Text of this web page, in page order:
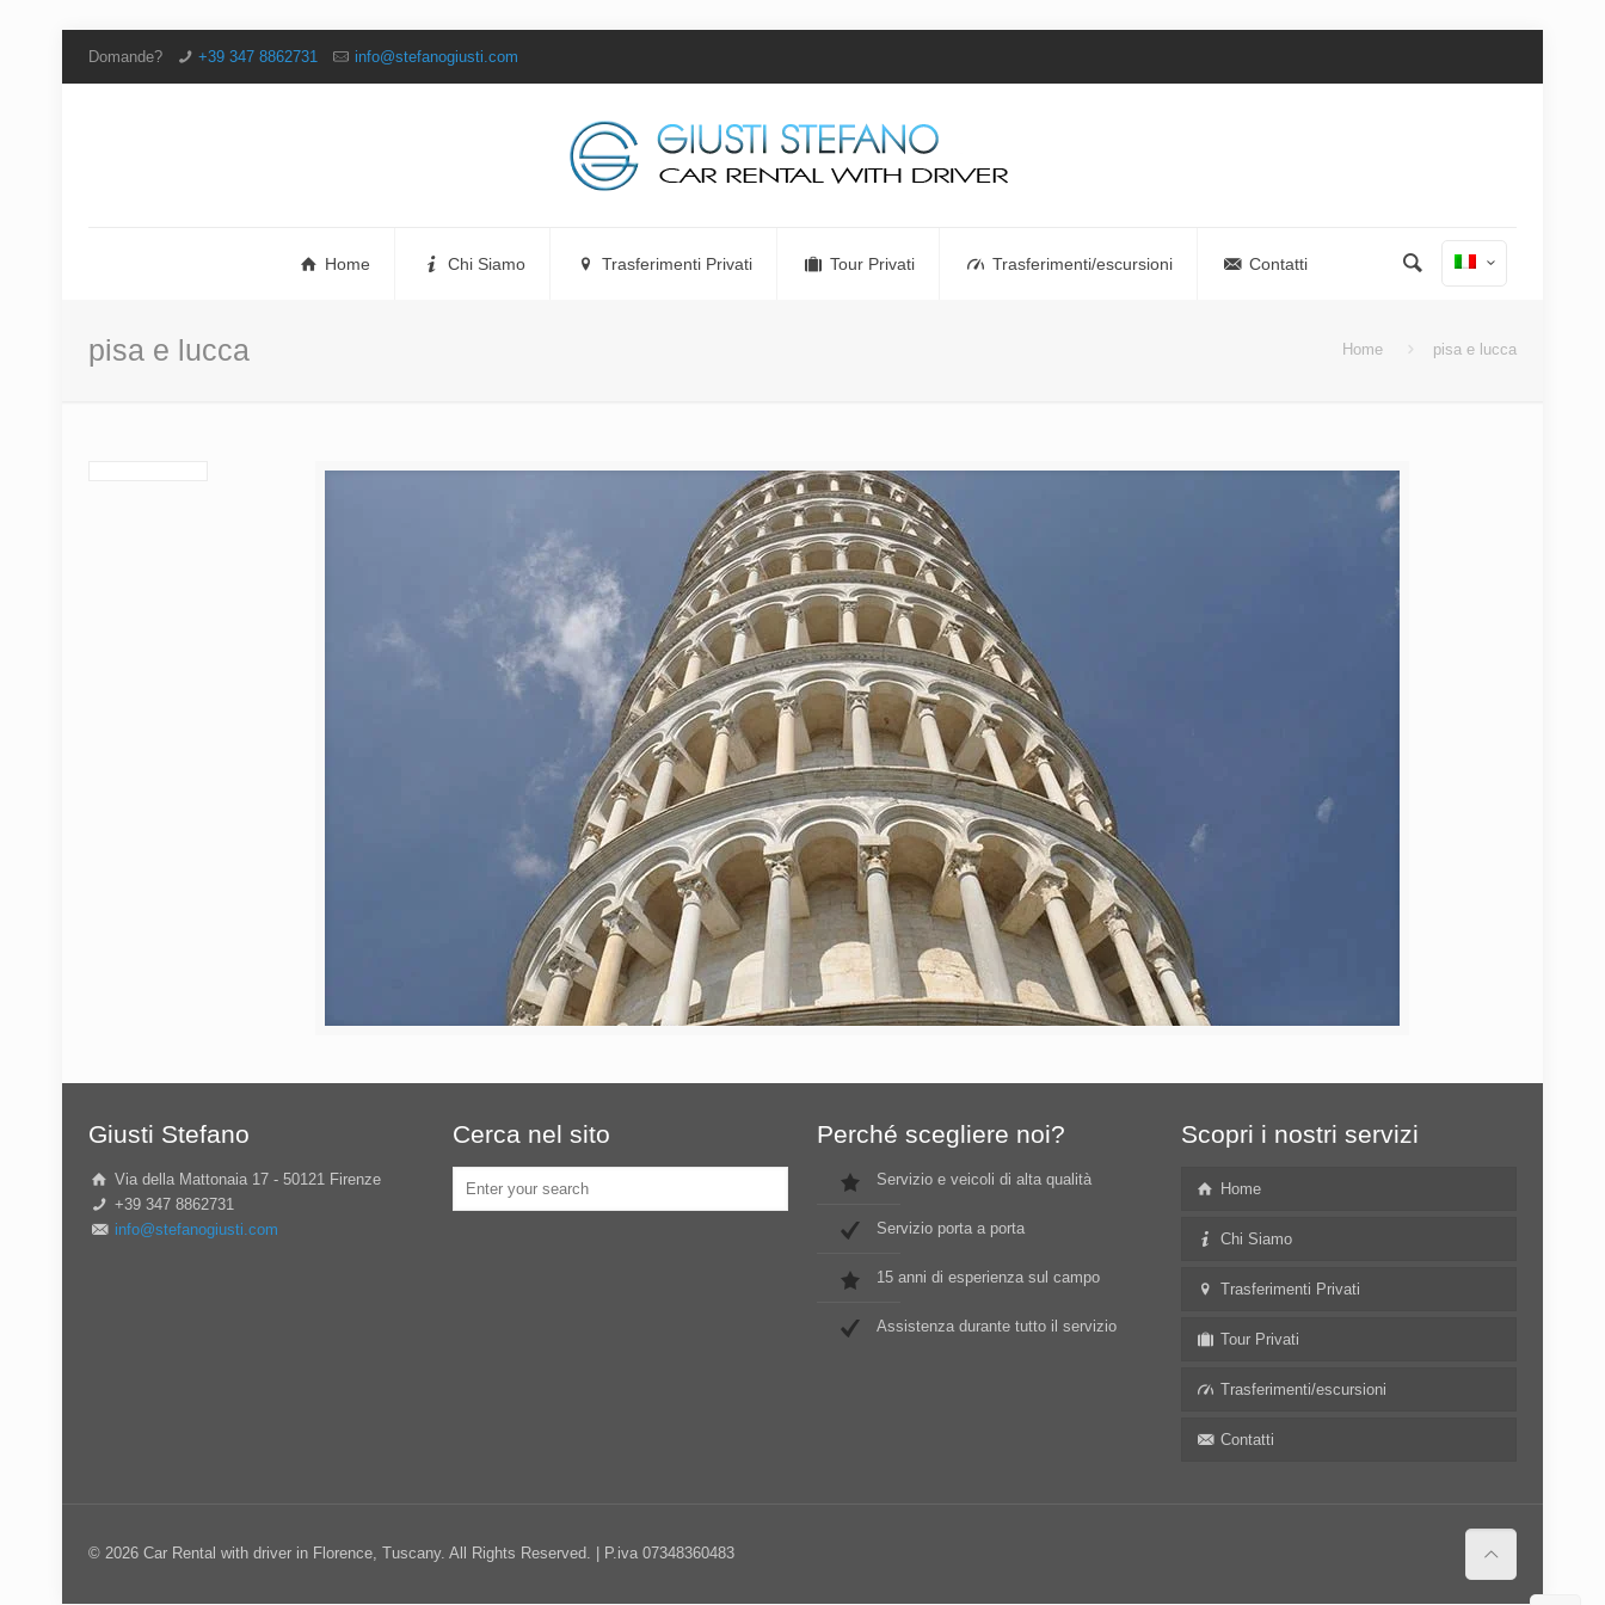
Domande? +39 347 8862731 info@stefanogiusti.com
Home Chi Siamo Trasferimenti Privati Tour Privati Trasferimenti/escursioni Contatti
pisa e lucca Home pisa e lucca
Giusti Stefano
Via della Mattonaia 17 - 50121 Firenze
+39 347 8862731
info@stefanogiusti.com
Cerca nel sito Perché scegliere noi?
Servizio e veicoli di alta qualità
Servizio porta a porta
15 anni di esperienza sul campo
Assistenza durante tutto il servizio
Scopri i nostri servizi
Home
Chi Siamo
Trasferimenti Privati
Tour Privati
Trasferimenti/escursioni
Contatti
© 2026 Car Rental with driver in Florence, Tuscany. All Rights Reserved. | P.iva 07348360483